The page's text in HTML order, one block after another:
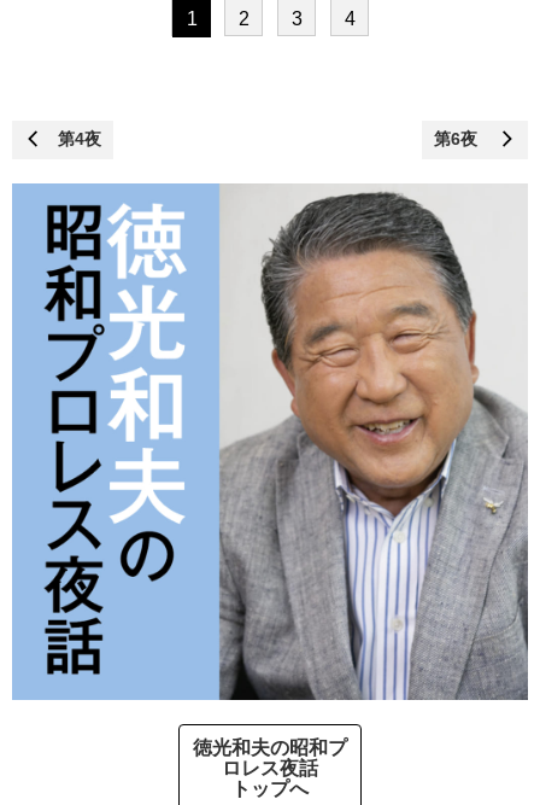
1 2 3 4
第4夜 第6夜
徳光和夫の昭和プ
ロレス夜話
トップへ